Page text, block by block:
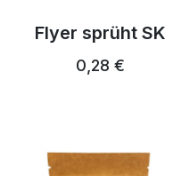
Flyer sprüht SK
0,28 €